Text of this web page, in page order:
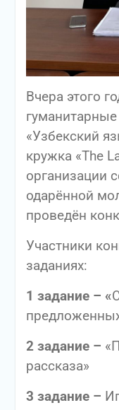
Вчера этого
«Узбекский
кружка «The
организации
одарённой
проведён
Участники
заданиях:
1 задание – «
2 задание –
рассказа»
3 задание –